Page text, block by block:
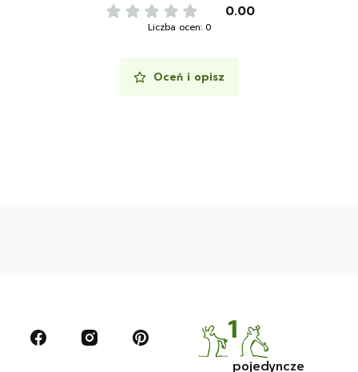
0.00
Liczba ocen: 0
Oceń i opisz
pojedyncze